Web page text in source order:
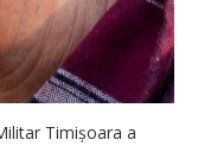
Timișoara a